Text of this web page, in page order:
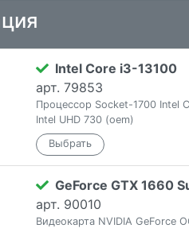
Intel Core i3-13100
арт. 79853
Процессор Socket-1700 Intel
Intel UHD 730 (oem)
GeForce GTX 1660
арт. 90010
Видеокарта NVIDIA GeForce